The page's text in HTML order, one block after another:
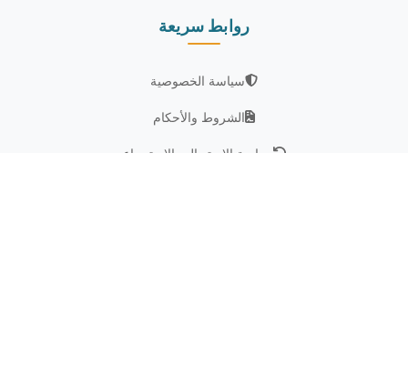
روابط سريعة
سياسة الخصوصية
الشروط والأحكام
سياسة الاستبدال والاسترجاع